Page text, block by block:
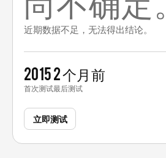
近期数据不足，无法得出结论。
2015
首次测试
2 个月前
最后测试
立即测试